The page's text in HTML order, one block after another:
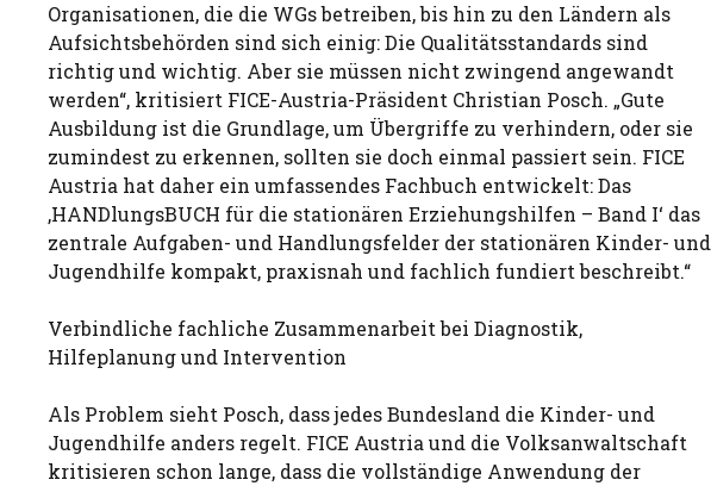
Organisationen, die die WGs betreiben, bis hin zu den Ländern als
Aufsichtsbehörden sind sich einig: Die Qualitätsstandards sind
richtig und wichtig. Aber sie müssen nicht zwingend angewandt
werden“, kritisiert FICE-Austria-Präsident Christian Posch. „Gute
Ausbildung ist die Grundlage, um Übergriffe zu verhindern, oder sie
zumindest zu erkennen, sollten sie doch einmal passiert sein. FICE
Austria hat daher ein umfassendes Fachbuch entwickelt: Das
‚HANDlungsBUCH für die stationären Erziehungshilfen – Band I‘ das
zentrale Aufgaben- und Handlungsfelder der stationären Kinder- und
Jugendhilfe kompakt, praxisnah und fachlich fundiert beschreibt.“
Verbindliche fachliche Zusammenarbeit bei Diagnostik,
Hilfeplanung und Intervention
Als Problem sieht Posch, dass jedes Bundesland die Kinder- und
Jugendhilfe anders regelt. FICE Austria und die Volksanwaltschaft
kritisieren schon lange, dass die vollständige Anwendung der